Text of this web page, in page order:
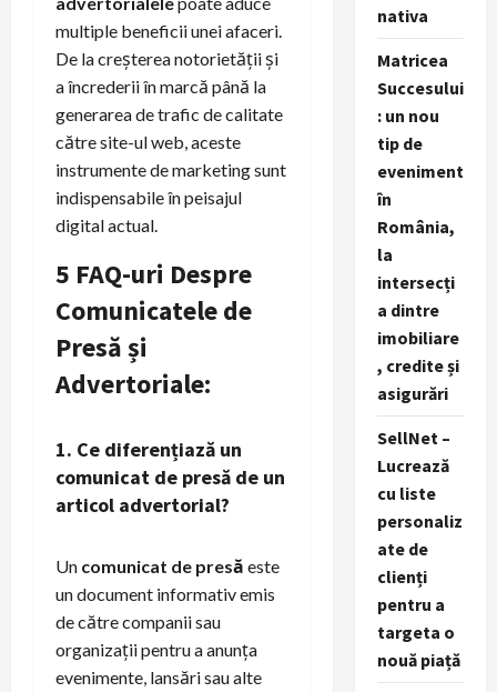
multiple beneficii unei afaceri.
De la creșterea notorietății și
a încrederii în marcă până la
generarea de trafic de calitate
către site-ul web, aceste
instrumente de marketing sunt
indispensabile în peisajul
digital actual.
5 FAQ-uri Despre
Comunicatele de
Presă și
Advertoriale:
1. Ce diferențiază un
comunicat de presă de un
articol advertorial?
Un comunicat de presă este
un document informativ emis
de către companii sau
organizații pentru a anunța
evenimente, lansări sau alte
nativa
Matricea
Succesului
: un nou
tip de
eveniment
în
România,
la
intersecți
a dintre
imobiliare
, credite și
asigurări
SellNet –
Lucrează
cu liste
personaliz
ate de
clienți
pentru a
targeta o
nouă piață